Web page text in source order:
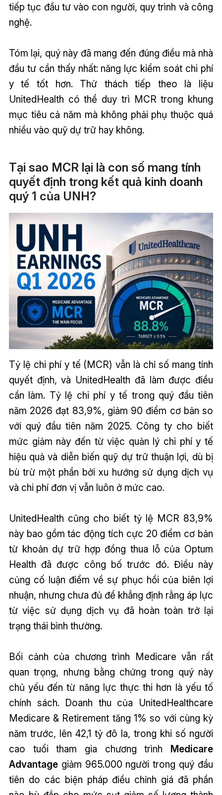
tiếp tục đầu tư vào con người, quy trình và công
nghệ.
Tóm lại, quý này đã mang đến đúng điều mà nhà
đầu tư cần thấy nhất: năng lực kiểm soát chi phí
y tế tốt hơn. Thử thách tiếp theo là liệu
UnitedHealth có thể duy trì MCR trong khung
mục tiêu cả năm mà không phải phụ thuộc quá
nhiều vào quỹ dự trữ hay không.
Tại sao MCR lại là con số mang tính
quyết định trong kết quả kinh doanh
quý 1 của UNH?
Tỷ lệ chi phí y tế (MCR) vẫn là chỉ số mang tính
quyết định, và UnitedHealth đã làm được điều
cần làm. Tỷ lệ chi phí y tế trong quý đầu tiên
năm 2026 đạt 83,9%, giảm 90 điểm cơ bản so
với quý đầu tiên năm 2025. Công ty cho biết
mức giảm này đến từ việc quản lý chi phí y tế
hiệu quả và diễn biến quỹ dự trữ thuận lợi, dù bị
bù trừ một phần bởi xu hướng sử dụng dịch vụ
và chi phí đơn vị vẫn luôn ở mức cao.
UnitedHealth cũng cho biết tỷ lệ MCR 83,9%
này bao gồm tác động tích cực 20 điểm cơ bản
từ khoản dự trữ hợp đồng thua lỗ của Optum
Health đã được công bố trước đó. Điều này
củng cố luận điểm về sự phục hồi của biên lợi
nhuận, nhưng chưa đủ để khẳng định rằng áp lực
từ việc sử dụng dịch vụ đã hoàn toàn trở lại
trạng thái bình thường.
Bối cảnh của chương trình Medicare vẫn rất
quan trọng, nhưng bằng chứng trong quý này
chủ yếu đến từ năng lực thực thi hơn là yếu tố
chính sách. Doanh thu của UnitedHealthcare
Medicare & Retirement tăng 1% so với cùng kỳ
năm trước, lên 42,1 tỷ đô la, trong khi số người
cao tuổi tham gia chương trình Medicare
Advantagegiảm 965.000 người trong quý đầu
tiên do các biện pháp điều chỉnh giá đã phần